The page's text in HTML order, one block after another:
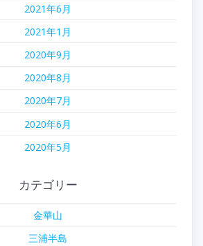
2021年6月
2021年1月
2020年9月
2020年8月
2020年7月
2020年6月
2020年5月
カテゴリー
金華山
三浦半島